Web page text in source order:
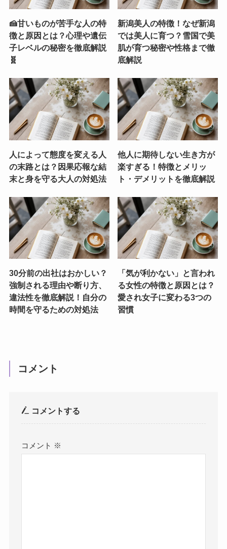
🍰甘いものが苦手な人の特
徴と原因とは？心理や遺伝
子レベルの秘密を徹底解説
🧬
新潟美人の特徴！なぜ新潟
では美人に育つ？雪国で美
肌が育つ秘密や性格まで徹
底解説
人によって態度を変える人
の末路とは？因果応報な結
末と身を守る大人の対処法
他人に期待しない生き方が
楽すぎる！特徴とメリッ
ト・デメリットを徹底解説
30分前の出社はおかしい？
強制される理由や断り方、
違法性を徹底解説！自分の
時間を守るための対処法
「気が利かない」と言われ
る女性の特徴と原因とは？
愛され女子に変わる3つの
習慣
コメント
コメントする
コメント ※